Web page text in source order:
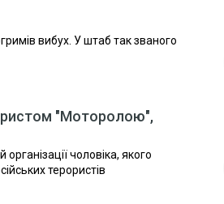
вибух. У штаб так званого
"Моторолою",
чоловіка, якого
терористів